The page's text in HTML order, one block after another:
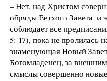
– Нет, над Христом
обряды Ветхого Завета, и
соблюдает все
5: 17), пока не пролилась
знаменующая Новый
Богомладенец, за
смыслы совершенно